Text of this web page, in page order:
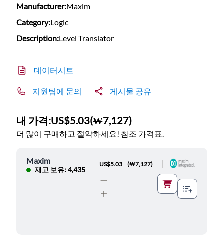
Manufacturer:Maxim
Category:Logic
Description:Level Translator
데이터시트
지원팀에 문의 게시물 공유
내 가격:US$5.03(₩7,127)
더 많이 구매하고 절약하세요! 참조 가격표.
Maxim
재고 보유: 4,435
US$5.03 (₩7,127)